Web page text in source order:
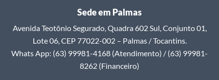
Top
Sede em Palmas
Avenida Teotônio Segurado, Quadra 602 Sul, Conjunto 01,
Lote 06, CEP 77022-002 – Palmas / Tocantins.
Whats App: (63) 99981-4168 (Atendimento) / (63) 99981-
8262 (Financeiro)